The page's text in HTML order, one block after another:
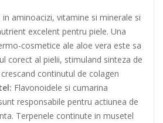
aminoacizi, vitamine si minerale si
excelent pentru piele. Una
cosmetice ale aloe vera este sa
corect al pielii, stimuland sinteza de
continutul de colagen
Flavonoidele si cumarina
responsabile pentru actiunea de
Terpenele continute in musetel